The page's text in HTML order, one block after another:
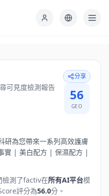
可見度檢測報告
分享
56
GEO
為您帶來一系列高效護膚
實 | 美白配方 | 保濕配方 |
測了factiv在所有AI平台模
評分為56.0分。